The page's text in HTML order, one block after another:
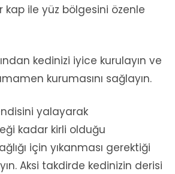
ile yüz bölgesini özenle
kedinizi iyice kurulayın ve
kurumasını sağlayın.
yalayarak
kadar kirli olduğu
için yıkanması gerektiği
Aksi takdirde kedinizin derisi